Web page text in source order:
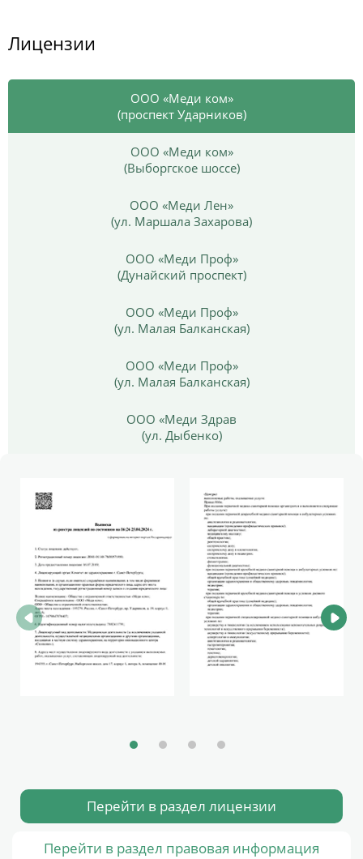
Лицензии
ООО «Меди ком»
(проспект Ударников)
ООО «Меди ком»
(Выборгское шоссе)
ООО «Меди Лен»
(ул. Маршала Захарова)
ООО «Меди Проф»
(Дунайский проспект)
ООО «Меди Проф»
(ул. Малая Балканская)
ООО «Меди Проф»
(ул. Малая Балканская)
ООО «Меди Здрав
(ул. Дыбенко)
Перейти в раздел лицензии
Перейти в раздел правовая информация